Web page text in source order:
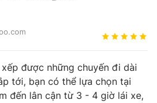
Tin 360
được những chuyến đi dài
tới, bạn có thể lựa chọn tại
đến lân cận từ 3 - 4 giờ lái xe,